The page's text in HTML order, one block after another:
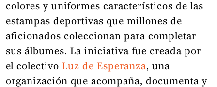
colores y uniformes característicos de las
estampas deportivas que millones de
aficionados coleccionan para completar
sus álbumes. La iniciativa fue creada por
el colectivo Luz de Esperanza, una
organización que acompaña, documenta y